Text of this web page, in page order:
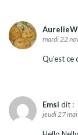
mardi 22
Qu’est
Emsi dit :
jeudi 27